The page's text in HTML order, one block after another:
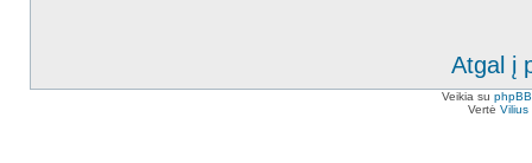
Atgal į
Veikia su phpBB
Vertė Vilius